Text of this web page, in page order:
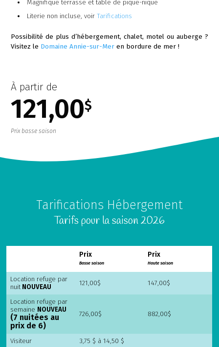
Magnifique terrasse et table de pique-nique
Literie non incluse, voir Tarifications
Possibilité de plus d’hébergement, chalet, motel ou auberge ?
Visitez le Domaine Annie-sur-Mer en bordure de mer !
À partir de
121,00$
Prix basse saison
Tarifications Hébergement
Tarifs pour la saison 2026
Prix
Basse saison
Prix
Haute saison
Location refuge par
nuitNOUVEAU 121,00$ 147,00$
Location refuge par
semaine NOUVEAU
(7 nuitées au
prix de 6)
726,00$ 882,00$
Visiteur
3,75 $ à 14,50 $